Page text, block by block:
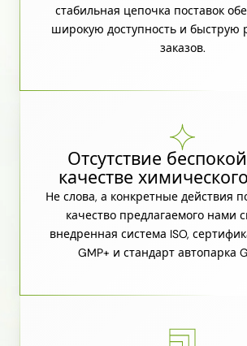
стабильная цепочка поставок
широкую доступность и быструю
заказов.
Отсутствие
качестве
Не слова, а конкретные действия
качество предлагаемого нами
внедренная система ISO,
GMP+ и стандарт автопарка